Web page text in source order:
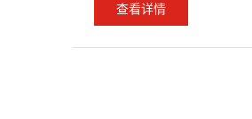
查看详情